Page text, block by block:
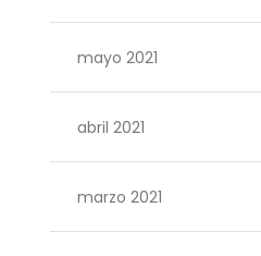
mayo 2021
abril 2021
marzo 2021